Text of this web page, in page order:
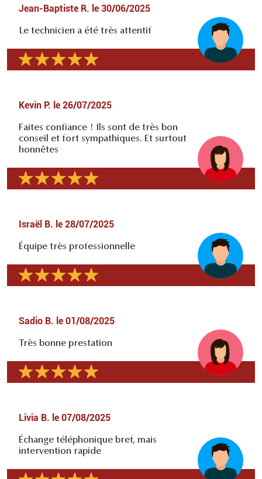
Jean-Baptiste R. le 30/06/2025
Le technicien a été très attentif
Kevin P. le 26/07/2025
Faites confiance ! Ils sont de très bon
conseil et fort sympathiques. Et surtout
honnêtes
Israël B. le 28/07/2025
Équipe très professionnelle
Sadio B. le 01/08/2025
Très bonne prestation
Livia B. le 07/08/2025
Échange téléphonique bref, mais
intervention rapide